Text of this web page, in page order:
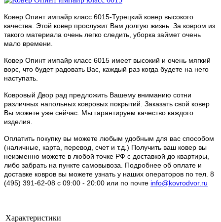
Ковер Опинт импайр класс 6015-Турецкий ковер высокого
качества. Этой ковер прослужит Вам долгую жизнь За ковром из
такого материала очень легко следить, уборка займет очень
мало времени.
Ковер Опинт импайр класс 6015 имеет высокий и очень мягкий
ворс, что будет радовать Вас, каждый раз когда будете на него
наступать.
Ковровый Двор рад предложить Вашему вниманию сотни
различных напольных ковровых покрытий. Заказать свой ковер
Вы можете уже сейчас. Мы гарантируем качество каждого
изделия.
Оплатить покупку вы можете любым удобным для вас способом
(наличные, карта, перевод, счет и т.д.) Получить ваш ковер вы
неизменно можете в любой точке РФ с доставкой до квартиры,
либо забрать на пункте самовывоза. Подробнее об оплате и
доставке ковров вы можете узнать у наших операторов по тел. 8
(495) 391-62-08 c 09:00 - 20:00 или по почте info@kovrodvor.ru
Характеристики